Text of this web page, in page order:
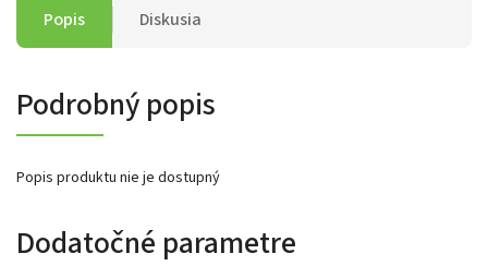
Popis Diskusia
Podrobný popis
Popis produktu nie je dostupný
Dodatočné parametre